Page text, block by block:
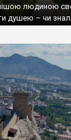
людиною
душею – чи